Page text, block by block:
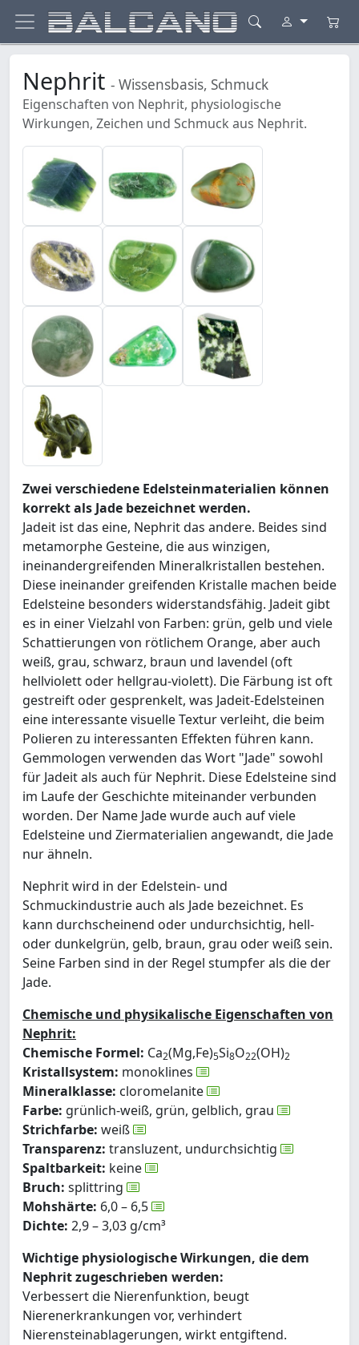
Nephrit - Wissensbasis, Schmuck
Eigenschaften von Nephrit, physiologische
Wirkungen, Zeichen und Schmuck aus Nephrit.
Zwei verschiedene Edelsteinmaterialien können
korrekt als Jade bezeichnet werden.
Jadeit ist das eine, Nephrit das andere. Beides sind
metamorphe Gesteine, die aus winzigen,
ineinandergreifenden Mineralkristallen bestehen.
Diese ineinander greifenden Kristalle machen beide
Edelsteine besonders widerstandsfähig. Jadeit gibt
es in einer Vielzahl von Farben: grün, gelb und viele
Schattierungen von rötlichem Orange, aber auch
weiß, grau, schwarz, braun und lavendel (oft
hellviolett oder hellgrau-violett). Die Färbung ist oft
gestreift oder gesprenkelt, was Jadeit-Edelsteinen
eine interessante visuelle Textur verleiht, die beim
Polieren zu interessanten Effekten führen kann.
Gemmologen verwenden das Wort "Jade" sowohl
für Jadeit als auch für Nephrit. Diese Edelsteine sind
im Laufe der Geschichte miteinander verbunden
worden. Der Name Jade wurde auch auf viele
Edelsteine und Ziermaterialien angewandt, die Jade
nur ähneln.
Nephrit wird in der Edelstein- und
Schmuckindustrie auch als Jade bezeichnet. Es
kann durchscheinend oder undurchsichtig, hell-
oder dunkelgrün, gelb, braun, grau oder weiß sein.
Seine Farben sind in der Regel stumpfer als die der
Jade.
Chemische und physikalische Eigenschaften von
Nephrit:
Chemische Formel: Ca2(Mg,Fe)5Si8O22(OH)2
Kristallsystem: monoklines
Mineralklasse: cloromelanite
Farbe: grünlich-weiß, grün, gelblich, grau
Strichfarbe: weiß
Transparenz: transluzent, undurchsichtig
Spaltbarkeit: keine
Bruch: splittring
Mohshärte: 6,0 – 6,5
Dichte: 2,9 – 3,03 g/cm³
Wichtige physiologische Wirkungen, die dem
Nephrit zugeschrieben werden:
Verbessert die Nierenfunktion, beugt
Nierenerkrankungen vor, verhindert
Nierensteinablagerungen, wirkt entgiftend.